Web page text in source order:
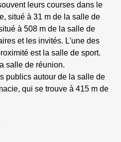
leurs courses dans le
situé à 31 m de la salle de
à 508 m de la salle de
et les invités. L'une des
est la salle de sport.
salle de réunion.
publics autour de la salle de
qui se trouve à 415 m de